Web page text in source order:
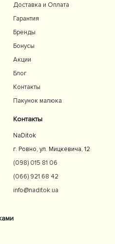
Доставка и Оплата
Гарантия
Бренды
Бонусы
Акции
Блог
Контакты
Пакунок малюка
Контакты
NaDitok
г. Ровно, ул. Мицкевича, 12
(098) 015 81 06
(066) 921 68 42
info@naditok.ua